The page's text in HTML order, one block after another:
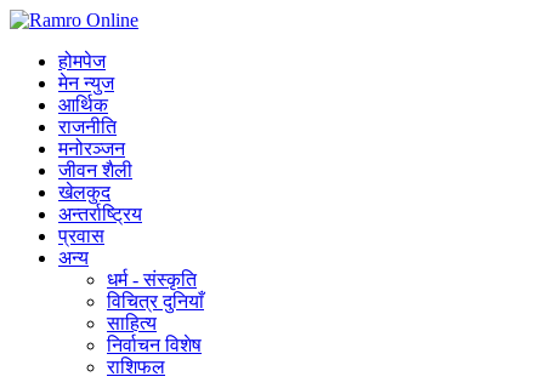
होमपेज
मेन न्युज
आर्थिक
राजनीति
मनोरञ्जन
जीवन शैली
खेलकुद
अन्तर्राष्ट्रिय
प्रवास
अन्य
धर्म - संस्कृति
विचित्र दुनियाँ
साहित्य
निर्वाचन विशेष
राशिफल